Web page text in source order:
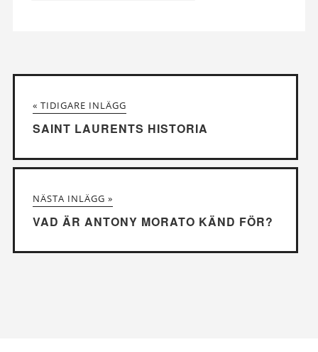
« TIDIGARE INLÄGG
SAINT LAURENTS HISTORIA
NÄSTA INLÄGG »
VAD ÄR ANTONY MORATO KÄND FÖR?